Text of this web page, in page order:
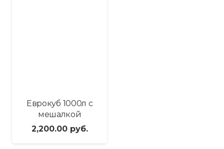
Еврокуб 1000л с
мешалкой
2,200.00 руб.